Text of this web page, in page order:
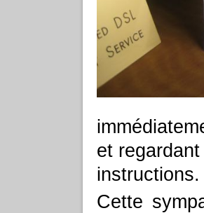
et
instructions.
Cette